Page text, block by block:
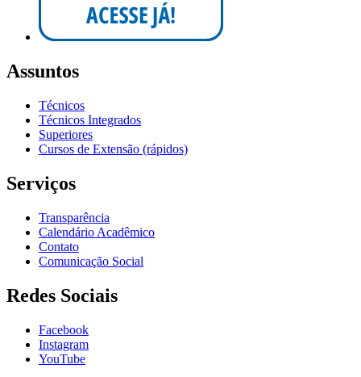
Assuntos
Técnicos
Técnicos Integrados
Superiores
Cursos de Extensão (rápidos)
Serviços
Transparência
Calendário Acadêmico
Contato
Comunicação Social
Redes Sociais
Facebook
Instagram
YouTube